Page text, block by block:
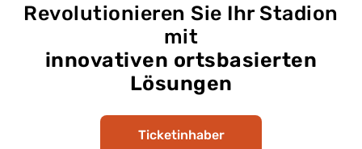
Revolutionieren Sie Ihr Stadion
mit
innovativen ortsbasierten
Lösungen
Ticketinhaber